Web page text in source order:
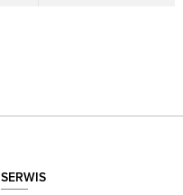
SERWIS